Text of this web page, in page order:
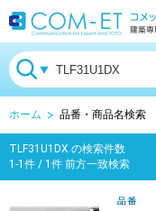
ホーム 品番・商品名検索
TLF31U1DX の検索件数
1-1件 / 1件 前方一致検索